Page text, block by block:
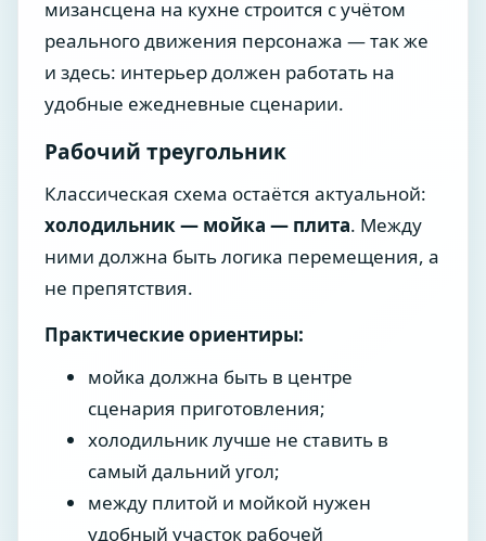
мизансцена на кухне строится с учётом
реального движения персонажа — так же
и здесь: интерьер должен работать на
удобные ежедневные сценарии.
Рабочий треугольник
Классическая схема остаётся актуальной:
холодильник — мойка — плита. Между
ними должна быть логика перемещения, а
не препятствия.
Практические ориентиры:
мойка должна быть в центре
сценария приготовления;
холодильник лучше не ставить в
самый дальний угол;
между плитой и мойкой нужен
удобный участок рабочей